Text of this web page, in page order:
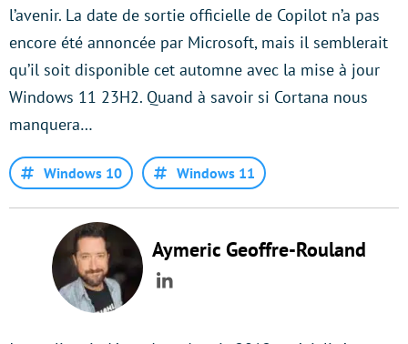
l’avenir. La date de sortie officielle de Copilot n’a pas
encore été annoncée par Microsoft, mais il semblerait
qu’il soit disponible cet automne avec la mise à jour
Windows 11 23H2. Quand à savoir si Cortana nous
manquera…
Windows 10 Windows 11
Aymeric Geoffre-Rouland
LinkedIn